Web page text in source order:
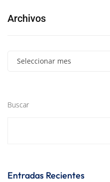
Archivos
Seleccionar mes
Buscar
Entradas Recientes